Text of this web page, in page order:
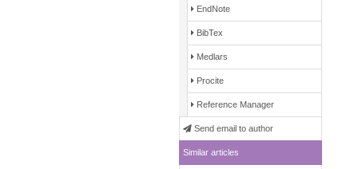
EndNote
BibTex
Medlars
Procite
Reference Manager
Send email to author
Similar articles